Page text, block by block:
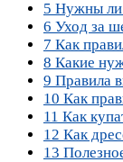
5 Нужны ли
6 Уход за
7 Как
8 Какие
9 Правила
10 Как
11 Как
12 Как
13